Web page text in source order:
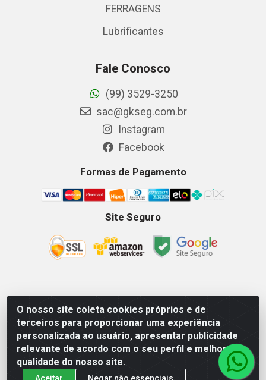
O nosso site coleta cookies próprios e de
terceiros para proporcionar uma experiência
personalizada ao usuário, apresentar publicidade
relevante de acordo com o seu perfil e melhorar a
qualidade do nosso site.
Aceitar Negar não essenciais
FERRAGENS
Lubrificantes
Fale Conosco
(99) 3529-3250
sac@gkseg.com.br
Instagram
Facebook
Formas de Pagamento
Site Seguro
GKSEG EPI Maquinas e Equipamentos LTDA - Av. Getulio
Vargas, 2066 Centro, Imperatriz/MA - CEP 65.903-280 - CNPJ
11.191.946/0001-07 - Horários: Segunda-Sexta 08as18hs,
Sábados 08as12hs